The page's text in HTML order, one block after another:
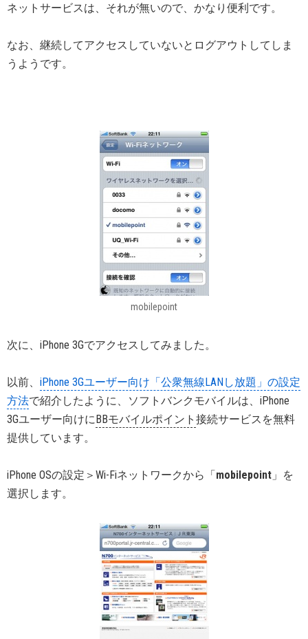
ネットサービスは、それが無いので、かなり便利です。
なお、継続してアクセスしていないとログアウトしてしま
うようです。
mobilepoint
次に、iPhone 3Gでアクセスしてみました。
以前、 iPhone 3Gユーザー向け「公衆無線LANし放題」の設定
方法で紹介したように、ソフトバンクモバイルは、iPhone
3Gユーザー向けにBBモバイルポイント 接続サービスを無料
提供しています。
iPhone OSの設定＞Wi-Fiネットワークから「mobilepoint 」を
選択します。